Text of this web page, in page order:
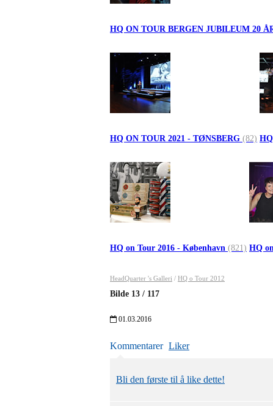
HQ ON TOUR BERGEN JUBILEUM 20
HQ ON TOUR 2021 - TØNSBERG (82)
HQ on Tour 2016 - København (821) HQ
HeadQuarter 's Galleri / HQ o Tour 2012
Bilde 13 / 117
01.03.2016
Kommentarer Liker
Bli den første til å like dette!